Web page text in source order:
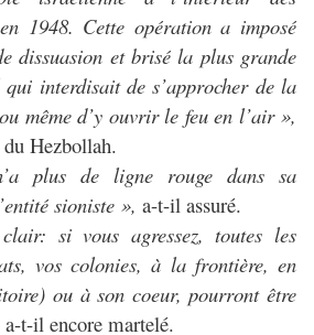
1948. Cette opération a imposé
dissuasion et brisé la plus grande
interdisait de s’approcher de la
même d’y ouvrir le feu en l’air »,
Hezbollah.
plus de ligne rouge dans sa
sioniste », a-t-il assuré.
si vous agressez, toutes les
vos colonies, à la frontière, en
ou à son coeur, pourront être
a-t-il encore martelé.